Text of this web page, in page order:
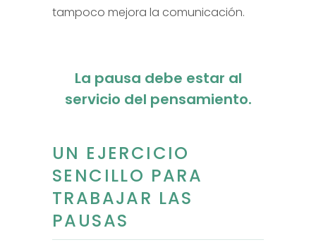
tampoco mejora la comunicación.
La pausa debe estar al
servicio del pensamiento.
UN EJERCICIO
SENCILLO PARA
TRABAJAR LAS
PAUSAS